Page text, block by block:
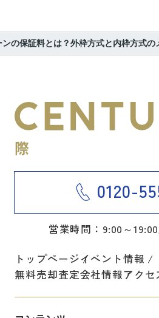
ンの保証料とは？外枠方式と内枠方式
0120-
営業時間：9:00～19:00
トップページイベント情報
無料売却査定会社情報アク